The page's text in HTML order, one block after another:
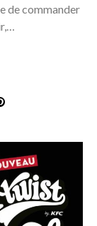
de commander